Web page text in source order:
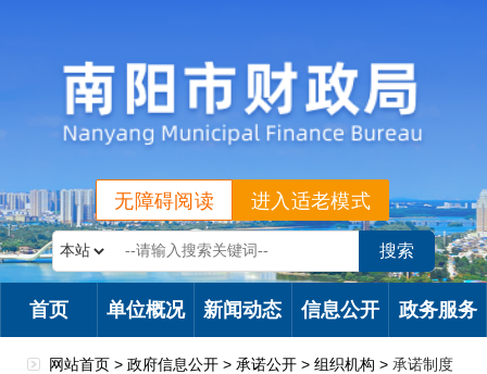
进入适老模式
无障碍阅读
首页 单位概况 新闻动态 信息公开 政务服务
网站首页 > 政府信息公开 > 承诺公开 > 组织机构 > 承诺制度